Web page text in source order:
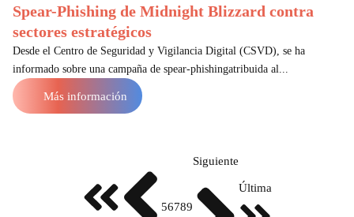
Spear-Phishing de Midnight Blizzard contra
sectores estratégicos
Desde el Centro de Seguridad y Vigilancia Digital (CSVD), se ha
informado sobre una campaña de spear-phishingatribuida al...
Más información
56789
Siguiente
Última